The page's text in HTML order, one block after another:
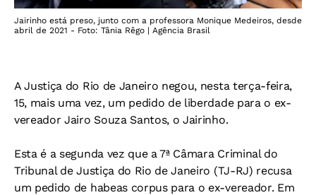
Jairinho está preso, junto com a professora Monique Medeiros, desde
abril de 2021 - Foto: Tânia Rêgo | Agência Brasil
A Justiça do Rio de Janeiro negou, nesta terça-feira,
15, mais uma vez, um pedido de liberdade para o ex-
vereador Jairo Souza Santos, o Jairinho.
Esta é a segunda vez que a 7ª Câmara Criminal do
Tribunal de Justiça do Rio de Janeiro (TJ-RJ) recusa
um pedido de habeas corpus para o ex-vereador. Em